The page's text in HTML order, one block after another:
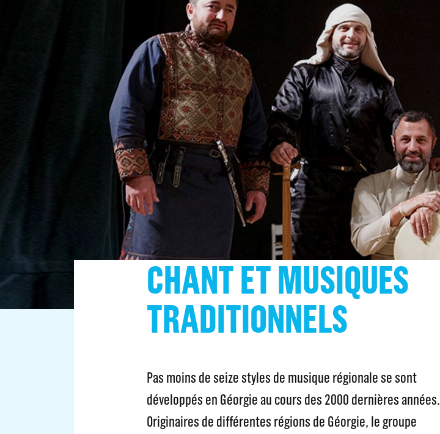
CHANT ET MUSIQUES
TRADITIONNELS
Pas moins de seize styles de musique régionale se sont
développés en Géorgie au cours des 2000 dernières années.
Originaires de différentes régions de Géorgie, le groupe